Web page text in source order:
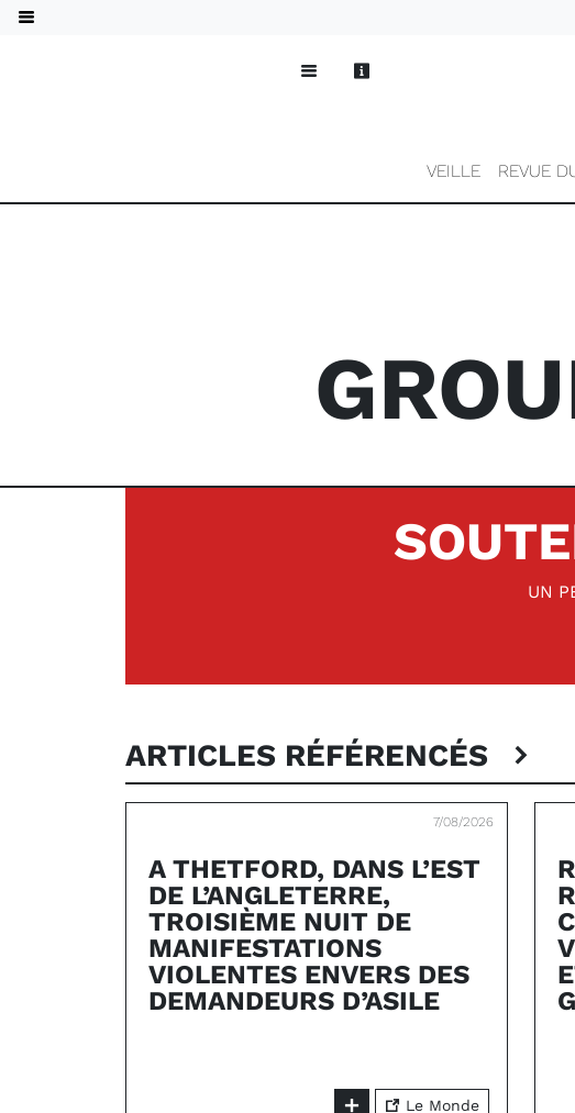
VEILLE REVUE
UN
ARTICLES RÉFÉRENCÉS
7/08/2026
A THETFORD, DANS L’EST
DE L’ANGLETERRE,
TROISIÈME NUIT DE
MANIFESTATIONS
VIOLENTES ENVERS DES
DEMANDEURS D’ASILE
Le Monde